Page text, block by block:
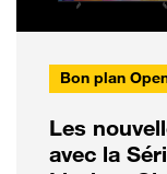
Bon plan
Les
avec la